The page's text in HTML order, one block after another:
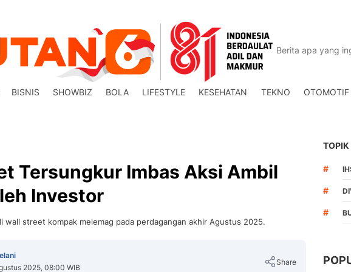
BISNIS SHOWBIZ BOLA LIFESTYLE KESEHATAN TEKNO OTOMOTIF
Tersungkur Imbas Aksi Ambil
Investor
wall street kompak melemag pada perdagangan akhir Agustus 2025.
2025, 08:00 WIB
Share
TOPIK
#
#
#